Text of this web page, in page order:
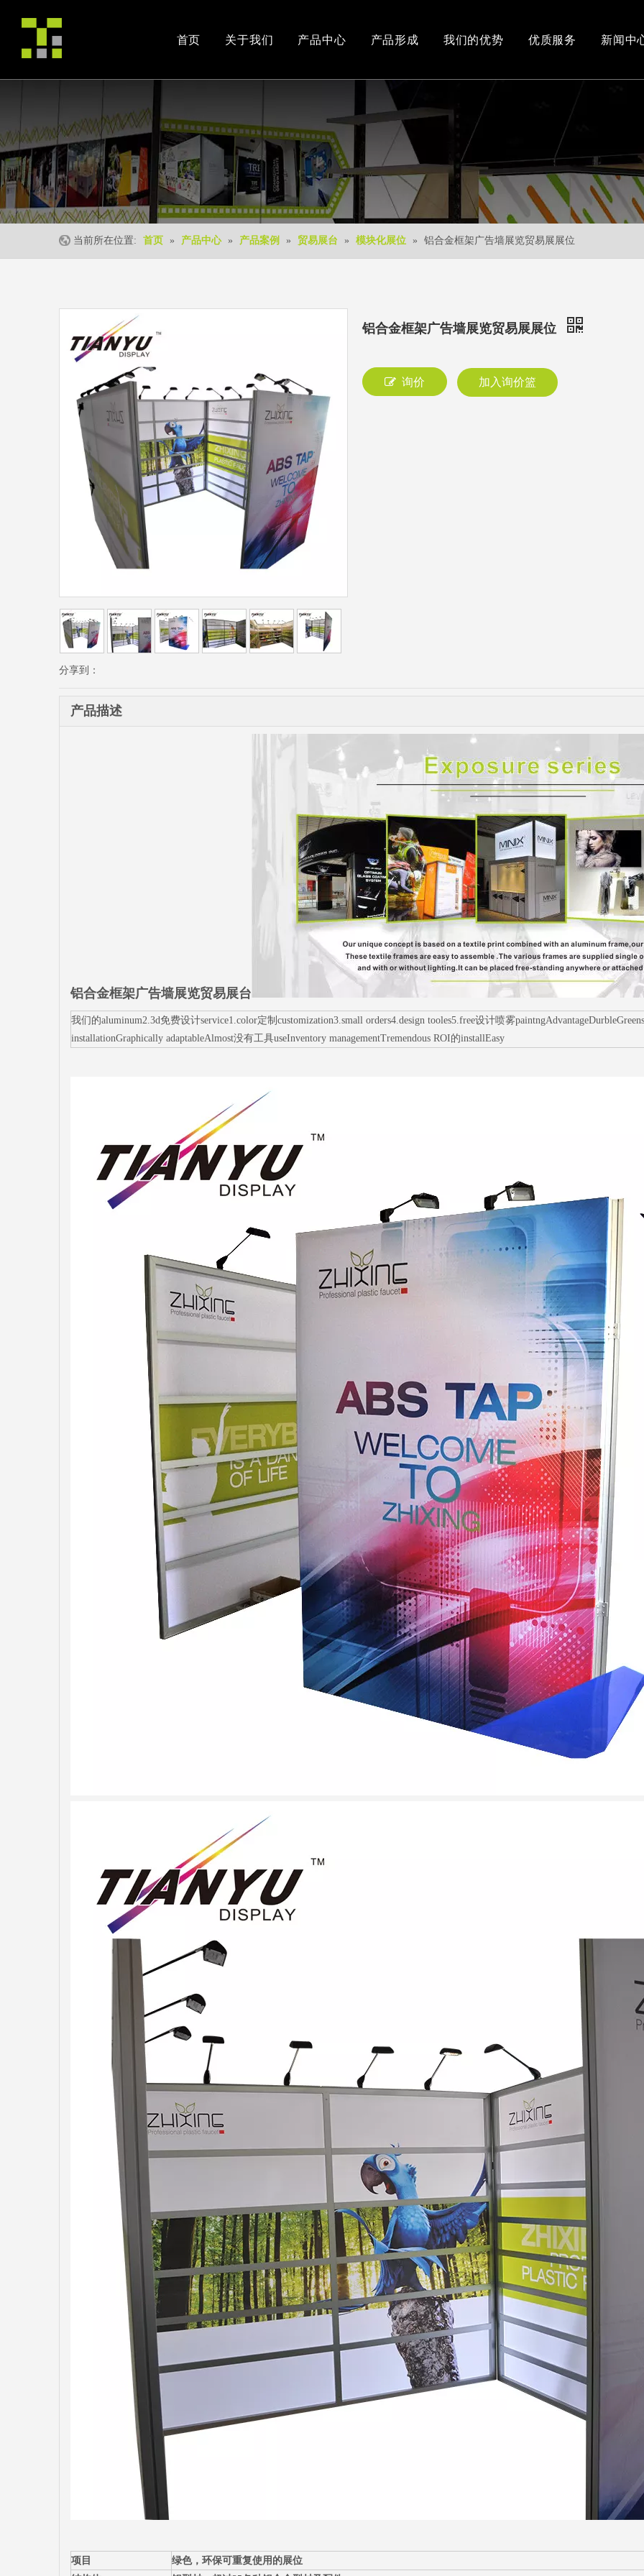
首页 关于我们
办公和车间环境
产品中心 产品形成 我们的优势 优质服务 新闻中
当前所在位置: 首页 » 产品中心 » 产品案例 » 贸易展台 » 模块化展位 » 铝合金框架广告墙展览贸易展展位
分享到：
铝合金框架广告墙展览贸易展展位
询价 加入询价篮
产品描述
铝合金框架广告墙展览贸易展台
我们的aluminum2.3d免费设计service1.color定制customization3.small orders4.design tooles5.free设计喷雾
installationGraphically adaptableAlmost没有工具useInventory managementTremendous ROI的installEasy
项目
绿色，环保可重复使用的展位